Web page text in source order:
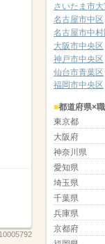
さいたま市大
名古屋市中区
名古屋市中村
大阪市中央区
神戸市中央区
仙台市青葉区
福岡市中央区
都道府県×
東京都
大阪府
神奈川県
愛知県
埼玉県
千葉県
兵庫県
京都府